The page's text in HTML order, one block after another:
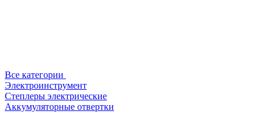
Все категории
Электроинструмент
Степлеры электрические
Аккумуляторные отвертки